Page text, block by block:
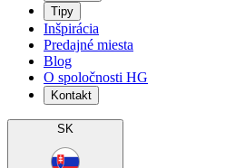
Tipy
Inšpirácia
Predajné miesta
Blog
O spoločnosti HG
Kontakt
SK